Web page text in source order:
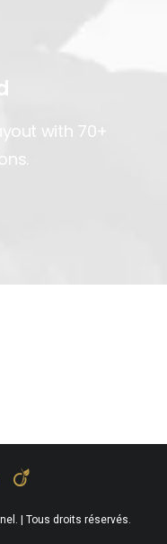
with 70+
| Tous droits réservés.